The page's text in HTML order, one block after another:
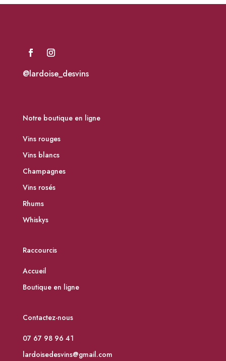
@lardoise_desvins
Notre boutique en ligne
Vins rouges
Vins blancs
Champagnes
Vins rosés
Rhums
Whiskys
Raccourcis
Accueil
Boutique en ligne
Contactez-nous
07 67 98 96 41
lardoisedesvins@gmail.com